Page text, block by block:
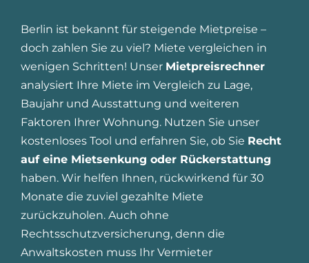
Rechtsgebiete
Aktuelles
Berlin ist bekannt für steigende Mietpreise –
doch zahlen Sie zu viel? Miete vergleichen in
wenigen Schritten! Unser Mietpreisrechner
analysiert Ihre Miete im Vergleich zu Lage,
Baujahr und Ausstattung und weiteren
Faktoren Ihrer Wohnung. Nutzen Sie unser
kostenloses Tool und erfahren Sie, ob Sie Recht
auf eine Mietsenkung oder Rückerstattung
haben. Wir helfen Ihnen, rückwirkend für 30
Monate die zuviel gezahlte Miete
zurückzuholen. Auch ohne
Rechtsschutzversicherung, denn die
Anwaltskosten muss Ihr Vermieter